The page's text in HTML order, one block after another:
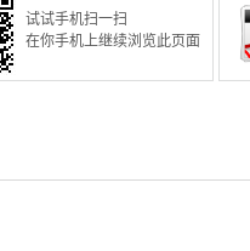
试试手机扫一扫
在你手机上继续浏览此页面